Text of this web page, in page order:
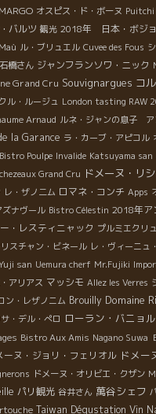
オスピス・ド・ボーヌ Puitchi
バルツ 観光 2018年 日本・ボジ
ル・ブリュエル Cuvee des Fous
橋さん ジャンフランソワ・ニック
Grand Cru Souvignargues コ
ル・ルージュ London tasting RAW
Arnaud ルネ・ジャンの息子 ア
la Garance ラ・カーブ・アピコル
Bistro Poulpe Invalide Katsuyama san
Grand Cru ドメーヌ・リ
レ・ザノ二ム ロマネ・コンチ Apps
ナヴール Bistro Célestin 2018年ア
・レスティニャック プルミエクリ
スチャン・ビネール レ・ヴィーニュ
san Uemura cherf Mr.Fujiki
アリアス マッシモ Allez les Verres
ン・レザノニム Brouilly Domaine
・デル・ぺロ ローラン・バニョル
Bistro Aux Amis Nagano Suwa
ーヌ・ジョリ・フェリオル ドメー
ドメーヌ・オリビエ・クザン
パリ観光 谷井さん 萬谷シェフ
Taiwan Dégustation Vin